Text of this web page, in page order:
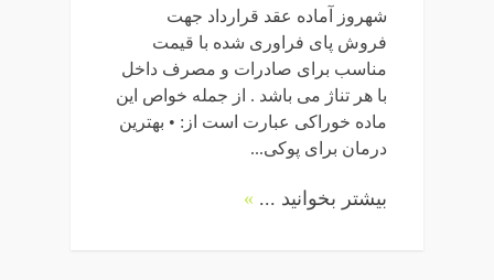
شهروز آماده عقد قرارداد جهت
فروش پای فراوری شده با قیمت
مناسب برای صادرات و مصرف داخل
با هر تناژ می باشد . از جمله خواص این
ماده خوراکی عبارت است از: • بهترین
درمان برای پوکی...
بیشتر بخوانید ... »